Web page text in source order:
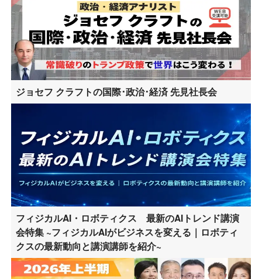
ジョセフ クラフトの国際･政治･経済 先見社長会
フィジカルAI・ロボティクス 最新のAIトレンド講演
会特集 ~フィジカルAIがビジネスを変える｜ロボティ
クスの最新動向と講演講師を紹介~